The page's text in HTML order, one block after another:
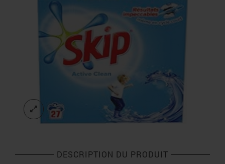
DESCRIPTION DU PRODUIT